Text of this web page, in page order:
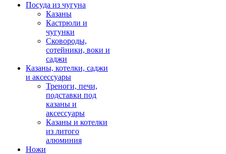
Посуда из чугуна
Казаны
Кастрюли и
чугунки
Сковороды,
сотейники, воки и
саджи
Казаны, котелки, саджи
и аксессуары
Треноги, печи,
подставки под
казаны и
аксессуары
Казаны и котелки
из литого
алюминия
Ножи